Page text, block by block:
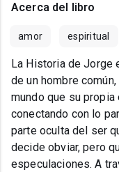
Acerca del libro
amor espiritual
La Historia de Jorge
de un hombre
mundo que su
conectando con lo
parte oculta del ser
decide obviar, pero
especulaciones. A